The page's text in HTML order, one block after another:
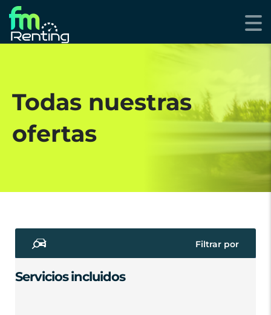
Todas nuestras
ofertas
Filtrar por
Servicios incluidos